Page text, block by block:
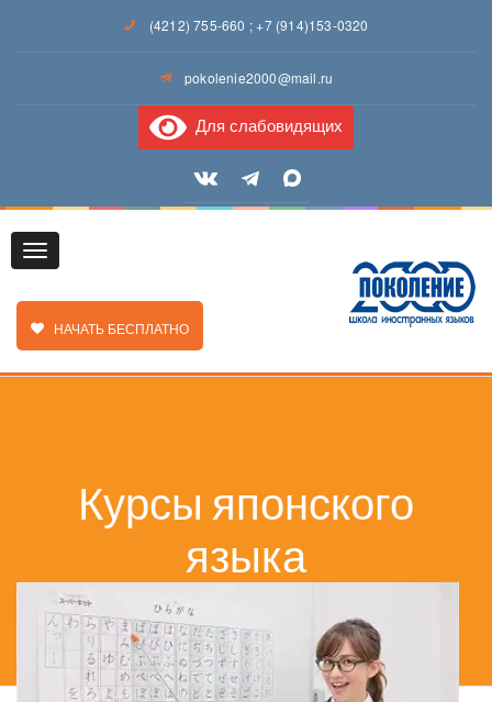
(4212) 755-660 ;+7 (914)153-0320
pokolenie2000@mail.ru
Для слабовидящих
Toggle
ЗАКАЗАТЬ ЗВОНОК
НАЧАТЬ БЕСПЛАТНО
Курсы японского
языка
ГЛАВНАЯ